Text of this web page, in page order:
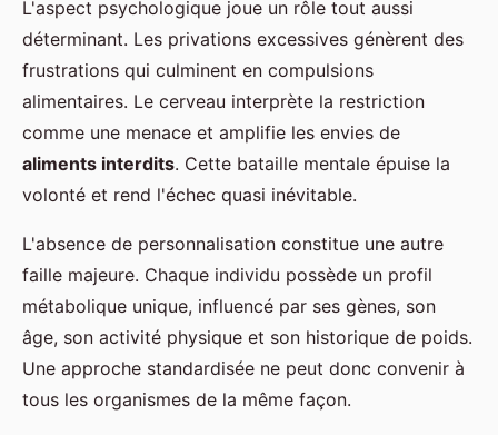
L'aspect psychologique joue un rôle tout aussi
déterminant. Les privations excessives génèrent des
frustrations qui culminent en compulsions
alimentaires. Le cerveau interprète la restriction
comme une menace et amplifie les envies de
aliments interdits. Cette bataille mentale épuise la
volonté et rend l'échec quasi inévitable.
L'absence de personnalisation constitue une autre
faille majeure. Chaque individu possède un profil
métabolique unique, influencé par ses gènes, son
âge, son activité physique et son historique de poids.
Une approche standardisée ne peut donc convenir à
tous les organismes de la même façon.